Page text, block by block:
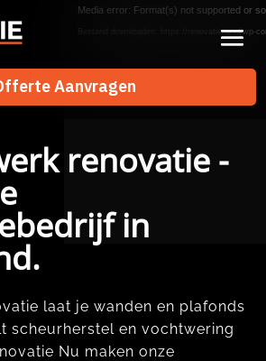
Aanvragen
Aanvragen
Media error: Format(s) not supported or
Bestand downloaden: https://renovatienu.nl/wp-
renovatie -
in
laat je wanden en plafonds
scheurherstel en vochtwering
Nu maken onze